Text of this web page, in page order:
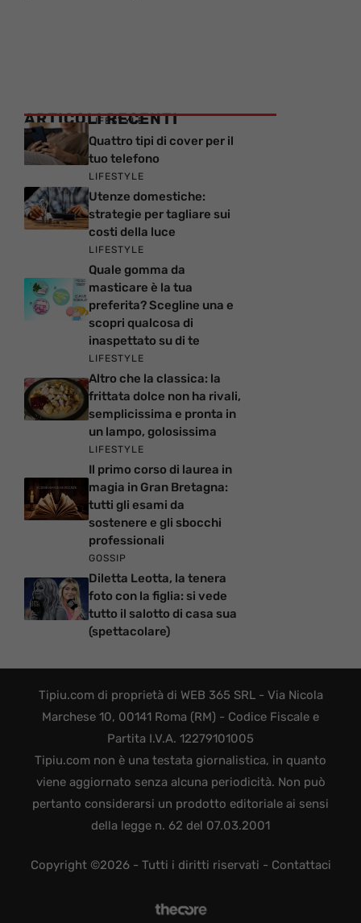
ARTICOLI RECENTI
LIFESTYLE
Quattro tipi di cover per il
tuo telefono
LIFESTYLE
Utenze domestiche:
strategie per tagliare sui
costi della luce
LIFESTYLE
Quale gomma da
masticare è la tua
preferita? Scegline una e
scopri qualcosa di
inaspettato su di te
LIFESTYLE
Altro che la classica: la
frittata dolce non ha rivali,
semplicissima e pronta in
un lampo, golosissima
LIFESTYLE
Il primo corso di laurea in
magia in Gran Bretagna:
tutti gli esami da
sostenere e gli sbocchi
professionali
GOSSIP
Diletta Leotta, la tenera
foto con la figlia: si vede
tutto il salotto di casa sua
(spettacolare)
Tipiu.com di proprietà di WEB 365 SRL - Via Nicola
Marchese 10, 00141 Roma (RM) - Codice Fiscale e
Partita I.V.A. 12279101005
Tipiu.com non è una testata giornalistica, in quanto
viene aggiornato senza alcuna periodicità. Non può
pertanto considerarsi un prodotto editoriale ai sensi
della legge n. 62 del 07.03.2001
Copyright ©2026 - Tutti i diritti riservati - Contattaci